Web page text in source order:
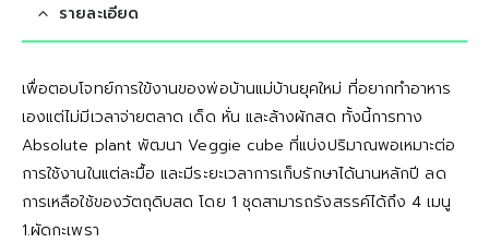
รายละเอียด
เพื่อตอบโจทย์การใข้งานของพ่อบ้านแม่บ้านยุคใหม่ ที่อยากทำอาหาร
เองแต่ไม่มีเวลาจ่ายตลาด เด็ด หั่น และล้างผักสด ทั้งนี้การทาง
Absolute plant พัฒนา Veggie cube ที่แบ่งปริมาณพอเหมาะต่อ
การใช้งานในแต่ละมื้อ และมีระยะเวลาการเก็บรักษาได้นานหลักปี ลด
การเหลือใช้ของวัตถุดิบสด โดย 1 ชุดสามารถรังสรรค์ได้ถึง 4 เมนู
1.ผัดกะเพรา